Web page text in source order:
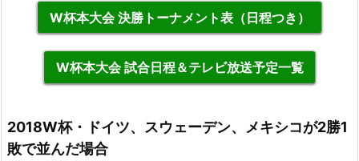
W杯本大会 決勝トーナメント表（日程つき）
W杯本大会 試合日程＆テレビ放送予定一覧
2018W杯・ドイツ、スウェーデン、メキシコが2勝1
敗で並んだ場合